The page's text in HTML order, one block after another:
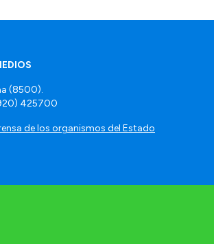
(8500).
425700
de los organismos del Estado